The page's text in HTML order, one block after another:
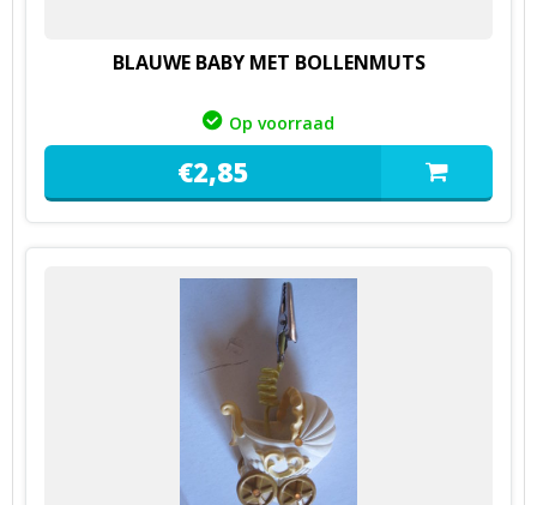
BLAUWE BABY MET BOLLENMUTS
Op voorraad
€2,85